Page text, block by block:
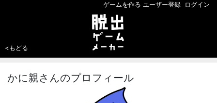
ゲームを作る ユーザー登録 ログイン
<もどる
かに親さんのプロフィール